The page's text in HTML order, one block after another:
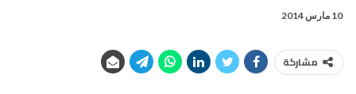
10 مارس 2014
مشاركة